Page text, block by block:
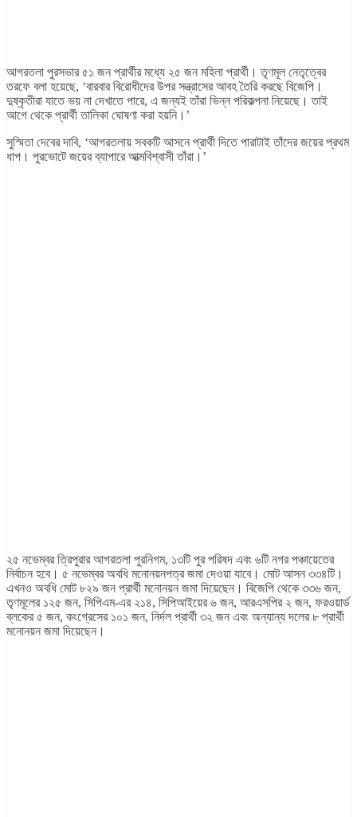
আগরতলা পুরসভার ৫১ জন প্রার্থীর মধ্যে ২৫ জন মহিলা প্রার্থী। তৃণমূল নেতৃত্বের
তরফে বলা হয়েছে, ‘বারবার বিরোধীদের উপর সন্ত্রাসের আবহ তৈরি করছে বিজেপি।
দুষ্কৃতীরা যাতে ভয় না দেখাতে পারে, এ জন্যই তাঁরা ভিন্ন পরিকল্পনা নিয়েছে। তাই
আগে থেকে প্রার্থী তালিকা ঘোষণা করা হয়নি।’
সুস্মিতা দেবের দাবি, ‘আগরতলায় সবকটি আসনে প্রার্থী দিতে পারাটাই তাঁদের জয়ের প্রথম
ধাপ। পুরভোটে জয়ের ব্যাপারে আত্মবিশ্বাসী তাঁরা।’
২৫ নভেম্বর ত্রিপুরার আগরতলা পুরনিগম, ১৩টি পুর পরিষদ এবং ৬টি নগর পঞ্চায়েতের
নির্বাচন হবে। ৫ নভেম্বর অবধি মনোনয়নপত্র জমা দেওয়া যাবে। মোট আসন ৩৩৪টি।
এখনও অবধি মোট ৮২৯ জন প্রার্থী মনোনয়ন জমা দিয়েছেন। বিজেপি থেকে ৩৩৬ জন,
তৃণমূলের ১২৫ জন, সিপিএম-এর ২১৪, সিপিআইয়ের ৬ জন, আরএসপির ২ জন, ফরওয়ার্ড
ব্লকের ৫ জন, কংগ্রেসের ১০১ জন, নির্দল প্রার্থী ৩২ জন এবং অন্যান্য দলের ৮ প্রার্থী
মনোনয়ন জমা দিয়েছেন।